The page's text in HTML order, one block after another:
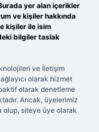
yer alan içerikler
ve kişiler hakkında
kişiler ile isim
bilgiler taslak
ve İletişim
olarak hizmet
olarak denetleme
Ancak, üyelerimiz
olup, siteye üye olarak